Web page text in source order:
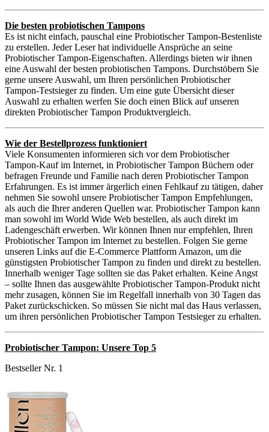
Die besten probiotischen Tampons
Es ist nicht einfach, pauschal eine Probiotischer Tampon-Bestenliste
zu erstellen. Jeder Leser hat individuelle Ansprüche an seine
Probiotischer Tampon-Eigenschaften. Allerdings bieten wir ihnen
eine Auswahl der besten probiotischen Tampons. Durchstöbern Sie
gerne unsere Auswahl, um Ihren persönlichen Probiotischer
Tampon-Testsieger zu finden. Um eine gute Übersicht dieser
Auswahl zu erhalten werfen Sie doch einen Blick auf unseren
direkten Probiotischer Tampon Produktvergleich.
Wie der Bestellprozess funktioniert
Viele Konsumenten informieren sich vor dem Probiotischer
Tampon-Kauf im Internet, in Probiotischer Tampon Büchern oder
befragen Freunde und Familie nach deren Probiotischer Tampon
Erfahrungen. Es ist immer ärgerlich einen Fehlkauf zu tätigen, daher
nehmen Sie sowohl unsere Probiotischer Tampon Empfehlungen,
als auch die Ihrer anderen Quellen war. Probiotischer Tampon kann
man sowohl im World Wide Web bestellen, als auch direkt im
Ladengeschäft erwerben. Wir können Ihnen nur empfehlen, Ihren
Probiotischer Tampon im Internet zu bestellen. Folgen Sie gerne
unseren Links auf die E-Commerce Plattform Amazon, um die
günstigsten Probiotischer Tampon zu finden und direkt zu bestellen.
Innerhalb weniger Tage sollten sie das Paket erhalten. Keine Angst
– sollte Ihnen das ausgewählte Probiotischer Tampon-Produkt nicht
mehr zusagen, können Sie im Regelfall innerhalb von 30 Tagen das
Paket zurückschicken. So müssen Sie nicht mal das Haus verlassen,
um ihren persönlichen Probiotischer Tampon Testsieger zu erhalten.
Probiotischer Tampon: Unsere Top 5
Bestseller Nr. 1